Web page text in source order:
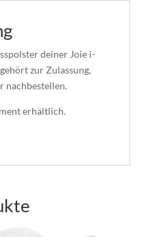
deiner Joie i-
zur Zulassung,
nachbestellen.
erhältlich.